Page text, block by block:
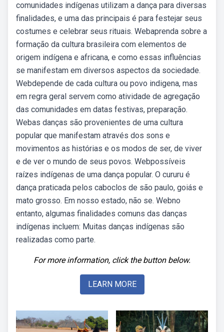
comunidades indígenas utilizam a dança para diversas
finalidades, e uma das principais é para festejar seus
costumes e celebrar seus rituais. Webaprenda sobre a
formação da cultura brasileira com elementos de
origem indígena e africana, e como essas influências
se manifestam em diversos aspectos da sociedade.
Webdepende de cada cultura ou povo indigena, mas
em regra geral servem como atividade de agregação
das comunidades em datas festivas, preparação.
Webas danças são provenientes de uma cultura
popular que manifestam através dos sons e
movimentos as histórias e os modos de ser, de viver
e de ver o mundo de seus povos. Webpossíveis
raízes indígenas de uma dança popular. O cururu é
dança praticada pelos caboclos de são paulo, goiás e
mato grosso. Em nosso estado, não se. Webno
entanto, algumas finalidades comuns das danças
indígenas incluem: Muitas danças indígenas são
realizadas como parte.
For more information, click the button below.
LEARN MORE